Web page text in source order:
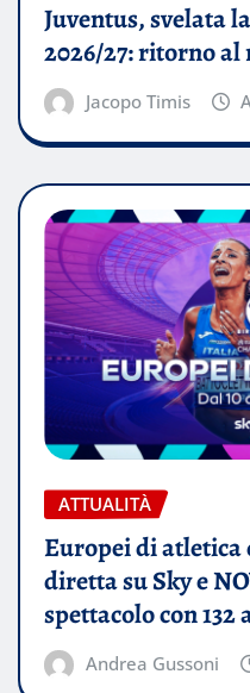
Juventus, svelata
2026/27: ritorno
Jacopo Timis
ATTUALITÀ
Europei di
diretta su Sky e
spettacolo con
Andrea Gussoni